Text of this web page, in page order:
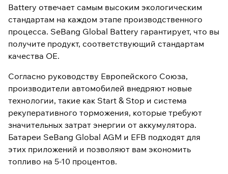
Battery отвечает самым высоким экологическим
стандартам на каждом этапе производственного
процесса. SeBang Global Battery гарантирует, что вы
получите продукт, соответствующий стандартам
качества OE.
Согласно руководству Европейского Союза,
производители автомобилей внедряют новые
технологии, такие как Start & Stop и система
рекуперативного торможения, которые требуют
значительных затрат энергии от аккумулятора.
Батареи SeBang Global AGM и EFB подходят для
этих приложений и позволяют вам экономить
топливо на 5-10 процентов.